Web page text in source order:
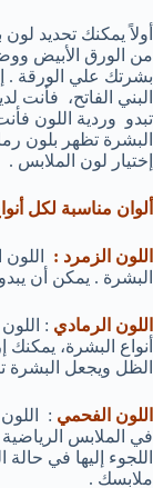
أولاً يمكنك تحديد
من الورق الأبيض
بشرتك علي الورقة .
البني الفاتح، فأنت
تبدو وردية اللون
البشرة تظهر بلون
إختيار لون الملابس .
ألوان مناسبة لكل
اللون الزمرد : اللون
البشرة . يمكن أن
اللون الرمادي :
أنواع البشرة،
الظل ويجعل البشرة
اللون الفحمي :
في الملابس
اللجوء إليها في
ملابسك .